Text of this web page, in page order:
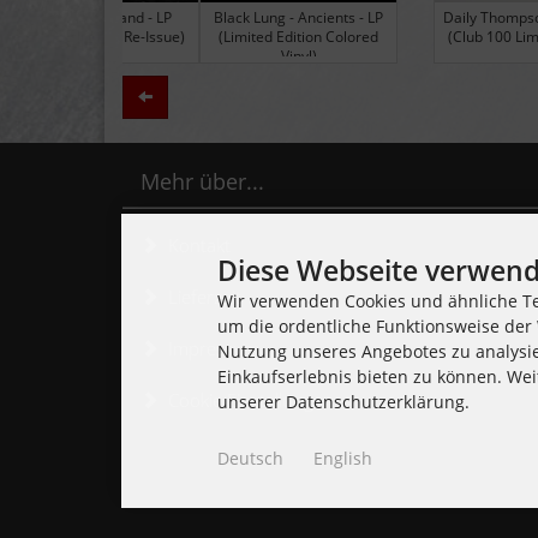
Black Lung - Ancients - LP
(Limited Edition Colored
Daily Thompson - Glue -
(Club 100 Limited
Zurück
Mehr über...
Lieferzeit
Impressum
Cookie Einstellungen
Diese Webseite
Wir verwenden Cookies und ähnliche
um die ordentliche Funktionsweise
Nutzung unseres Angebotes zu
Einkaufserlebnis bieten zu können.
unserer Datenschutzerklärung.
Deutsch English